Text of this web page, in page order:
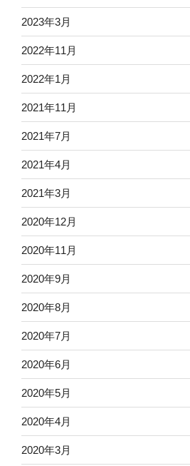
2023年3月
2022年11月
2022年1月
2021年11月
2021年7月
2021年4月
2021年3月
2020年12月
2020年11月
2020年9月
2020年8月
2020年7月
2020年6月
2020年5月
2020年4月
2020年3月